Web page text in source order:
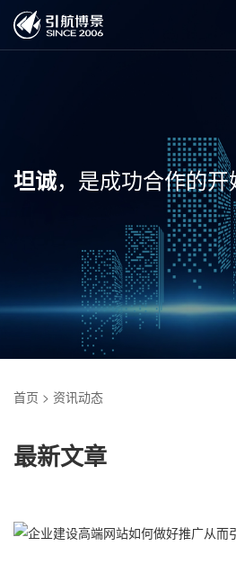
坦诚，是成功合作的开
首页 > 资讯动态
最新文章